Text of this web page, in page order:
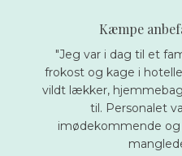
Kæmpe
"Jeg var i dag til et
frokost og kage i
vildt lækker,
til. Personalet
imødekommende og